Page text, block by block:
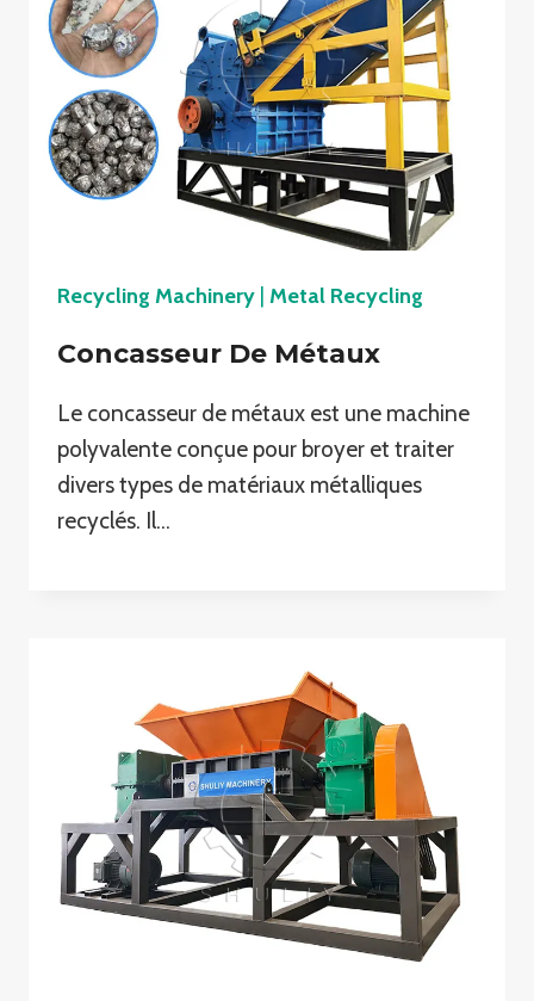
Recycling Machinery Metal Recycling
Concasseur De Métaux
Le concasseur de métaux est une machine
polyvalente conçue pour broyer et traiter
divers types de matériaux métalliques
recyclés. Il…